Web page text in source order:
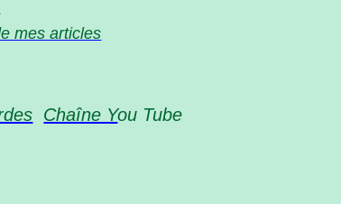
mes articles
Chaîne You Tube